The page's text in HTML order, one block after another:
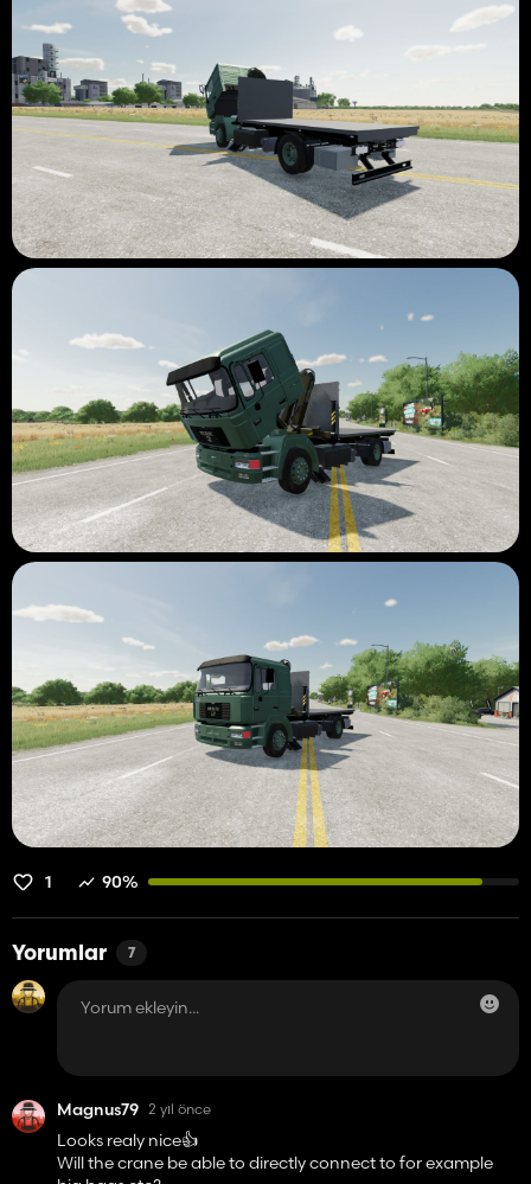
1 90%
Yorumlar 7
Magnus79 2 yıl önce
Looks realy nice👍️
Will the crane be able to directly connect to for example